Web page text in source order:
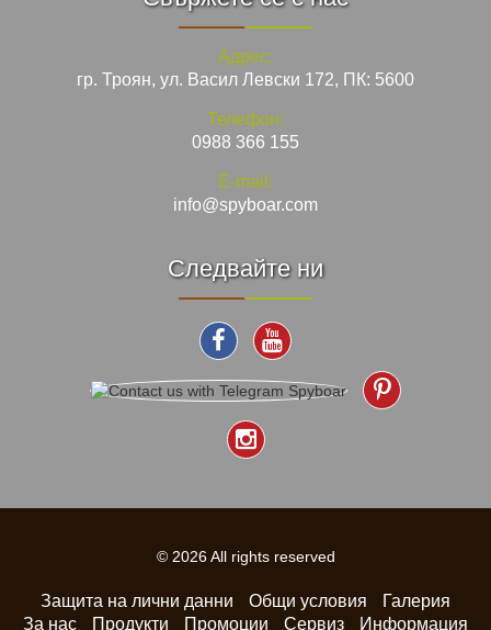
Адрес:
гр. Троян, ул. Васил Левски 172, ПК: 5600
Телефон:
0988 366 155
E-mail:
info@spyboar.com
Следвайте ни
© 2026 All rights reserved
Защита на лични данни Общи условия
Галерия
За нас
Продукти Промоции Сервиз Информация